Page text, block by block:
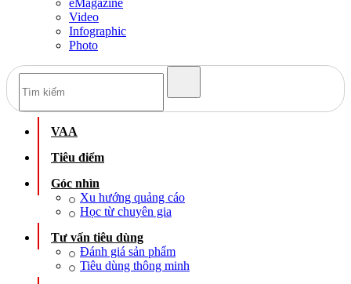
eMagazine
Video
Infographic
Photo
VAA
Tiêu điểm
Góc nhìn
Xu hướng quảng cáo
Học từ chuyên gia
Tư vấn tiêu dùng
Đánh giá sản phẩm
Tiêu dùng thông minh